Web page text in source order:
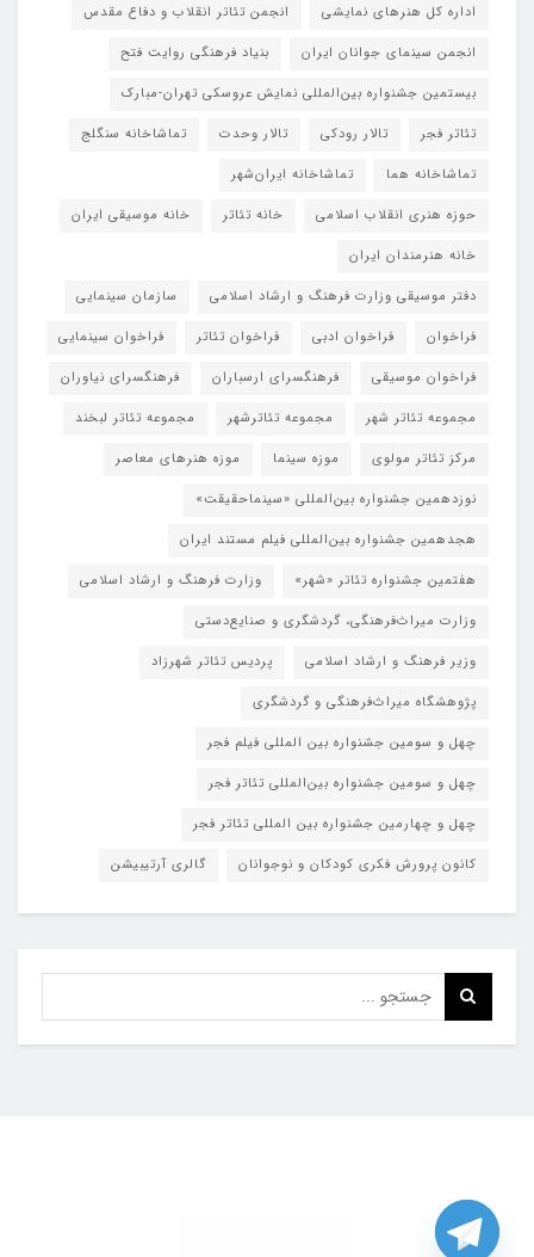
اداره کل هنرهای نمایشی
انجمن تئاتر انقلاب و دفاع مقدس
انجمن سینمای جوانان ایران
بنیاد فرهنگی روایت فتح
بیستمین جشنواره بین‌المللی نمایش عروسکی تهران-مبارک
تئاتر فجر
تالار رودکی تالار وحدت
تماشاخانه سنگلج
تماشاخانه هما
تماشاخانه‌ ایران‌شهر
حوزه هنری انقلاب اسلامی
خانه تئاتر
خانه موسیقی ایران
خانه هنرمندان ایران
دفتر موسیقی وزارت فرهنگ و ارشاد اسلامی
سازمان سینمایی
فراخوان
فراخوان ادبی فراخوان تئاتر
فراخوان سینمایی
فراخوان موسیقی
فرهنگسرای ارسباران
فرهنگسرای نیاوران
مجموعه تئاتر شهر
مجموعه تئاترشهر
مجموعه تئاتر لبخند
مرکز تئاتر مولوی
موزه سینما
موزه هنرهای معاصر
نوزدهمین جشنواره بین‌المللی «سینماحقیقت»
هجدهمین جشنواره بین‌المللی فیلم مستند ایران
هفتمین جشنواره تئاتر «شهر»
وزارت فرهنگ و ارشاد اسلامی
وزارت میراث‌فرهنگی، گردشگری و صنایع‌دستی
وزیر فرهنگ و ارشاد اسلامی
پردیس تئاتر شهرزاد
پژوهشگاه میراث‌فرهنگی و گردشگری
چهل و سومین جشنواره بین المللی فیلم فجر
چهل و سومین جشنواره بین‌المللی تئاتر فجر
چهل و چهارمین جشنواره بین المللی تئاتر فجر
کانون پرورش فکری کودکان و نوجوانان
گالری آرتیبیشن